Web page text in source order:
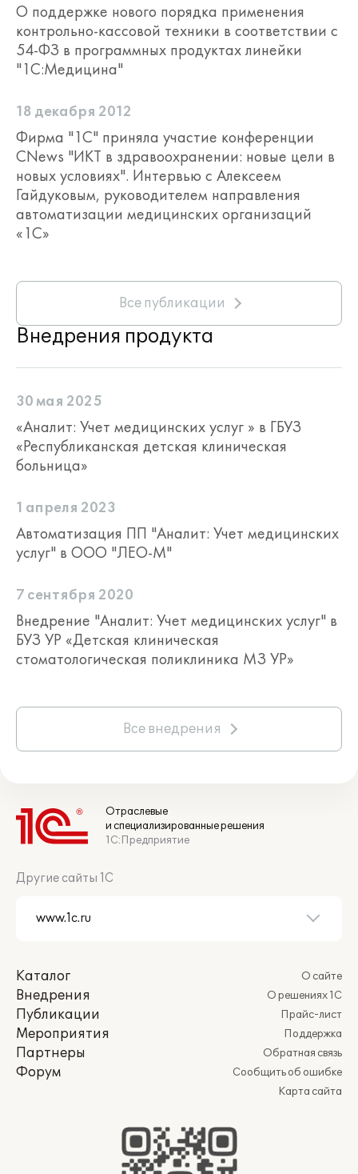
О поддержке нового порядка применения
контрольно-кассовой техники в соответствии с
54-ФЗ в программных продуктах линейки
"1С:Медицина"
18 декабря 2012
Фирма "1С" приняла участие конференции
CNews "ИКТ в здравоохранении: новые цели в
новых условиях". Интервью с Алексеем
Гайдуковым, руководителем направления
автоматизации медицинских организаций
«1С»
Все публикации
Внедрения продукта
30 мая 2025
«Аналит: Учет медицинских услуг » в ГБУЗ
«Республиканская детская клиническая
больница»
1 апреля 2023
Автоматизация ПП "Аналит: Учет медицинских
услуг" в ООО "ЛЕО-М"
7 сентября 2020
Внедрение "Аналит: Учет медицинских услуг" в
БУЗ УР «Детская клиническая
стоматологическая поликлиника МЗ УР»
Все внедрения
Отраслевые
и специализированные решения
1С:Предприятие
Другие сайты 1С
Каталог
Внедрения
Публикации
Мероприятия
Партнеры
Форум
О сайте
О решениях 1С
Прайс-лист
Поддержка
Обратная связь
Сообщить об ошибке
Карта сайта